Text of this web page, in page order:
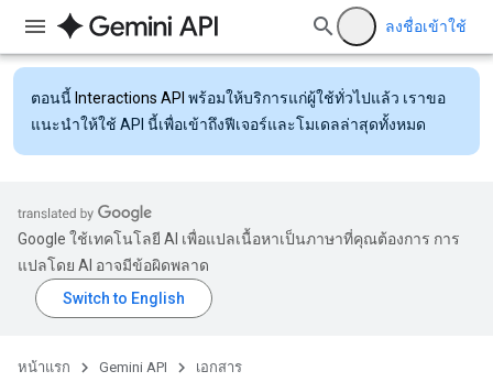
ลงชื่อเข้าใช้
ตอนนี้ Interactions API พร้อมให้บริการแก่ผู้ใช้ทั่วไปแล้ว เราขอ
แนะนำให้ใช้ API นี้เพื่อเข้าถึงฟีเจอร์และโมเดลล่าสุดทั้งหมด
Google ใช้เทคโนโลยี AI เพื่อแปลเนื้อหาเป็นภาษาที่คุณต้องการ การ
แปลโดย AI อาจมีข้อผิดพลาด
หน้าแรก Gemini API เอกสาร